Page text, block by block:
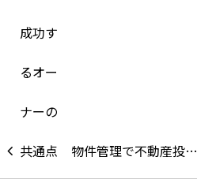
物件管理で不動産投…